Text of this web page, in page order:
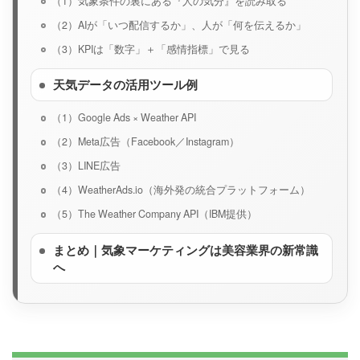
（2）AIが「いつ配信するか」、人が「何を伝えるか」
（3）KPIは「数字」＋「感情指標」で見る
天気データの活用ツール例
（1）Google Ads × Weather API
（2）Meta広告（Facebook／Instagram）
（3）LINE広告
（4）WeatherAds.io（海外発の統合プラットフォーム）
（5）The Weather Company API（IBM提供）
まとめ｜気象マーケティングは美容業界の新常識
へ